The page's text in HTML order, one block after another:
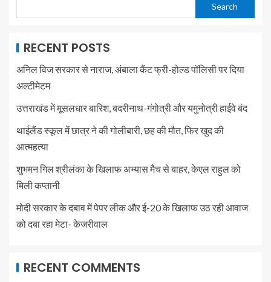
Search
RECENT POSTS
अनिल विज सरकार से नाराज, अंबाला कैंट फ्री-होल्ड पॉलिसी पर दिया
अल्टीमेटम
उत्तराखंड में मूसलधार बारिश, बदरीनाथ-गंगोत्री और यमुनोत्री हाईवे बंद
थाईलैंड स्कूल में छात्र ने की गोलीबारी, छह की मौत, फिर खुद की
आत्महत्या
शुभमन गिल श्रीलंका के खिलाफ अभ्यास मैच से बाहर, केएल राहुल को
मिली कप्तानी
मोदी सरकार के दबाव में पेपर लीक और ई-20 के खिलाफ उठ रही आवाज
को दबा रहा मेटा- केजरीवाल
RECENT COMMENTS